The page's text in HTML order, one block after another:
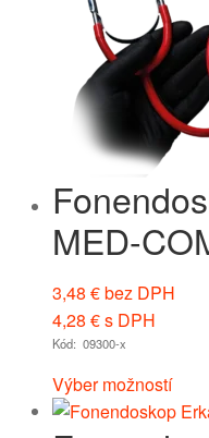
MED-
3,48 €bez DPH
4,28 €s DPH
Kód: 09300-x
Výber možností